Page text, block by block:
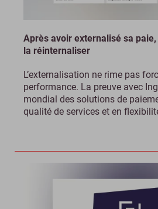
Après avoir externalisé sa
la réinternaliser
L’externalisation ne rime pas
performance. La preuve avec
mondial des solutions de
qualité de services et en